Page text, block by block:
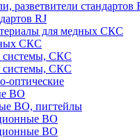
разветвители стандартов
RJ
для медных СКС
СКС
системы, СКС
системы, СКС
оптические
ВО
ВО, пигтейлы
ВО
ВО